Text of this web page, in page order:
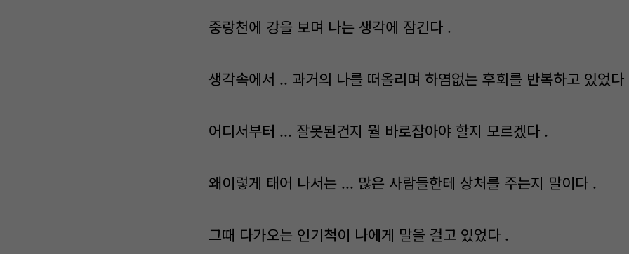
중랑천에 강을 보며 나는 생각에 잠긴다 .
생각속에서 .. 과거의 나를 떠올리며 하염없는 후회를 반복하고 있었다
어디서부터 ... 잘못된건지 뭘 바로잡아야 할지 모르겠다 .
왜이렇게 태어 나서는 ... 많은 사람들한테 상처를 주는지 말이다 .
그때 다가오는 인기척이 나에게 말을 걸고 있었다 .